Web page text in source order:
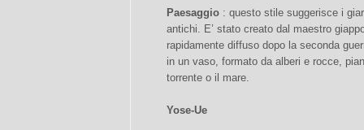
Paesaggio : questo stile suggerisce i
antichi. E’ stato creato dal maestro
rapidamente diffuso dopo la seconda
in un vaso, formato da alberi e rocce,
torrente o il mare.
Yose-Ue